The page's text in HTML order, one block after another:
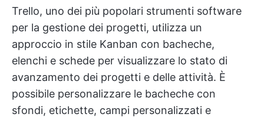
Trello, uno dei più popolari strumenti software
per la gestione dei progetti, utilizza un
approccio in stile Kanban con bacheche,
elenchi e schede per visualizzare lo stato di
avanzamento dei progetti e delle attività. È
possibile personalizzare le bacheche con
sfondi, etichette, campi personalizzati e